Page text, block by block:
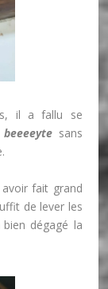
il a fallu se
beeeeyte sans
avoir fait grand
de lever les
dégagé la